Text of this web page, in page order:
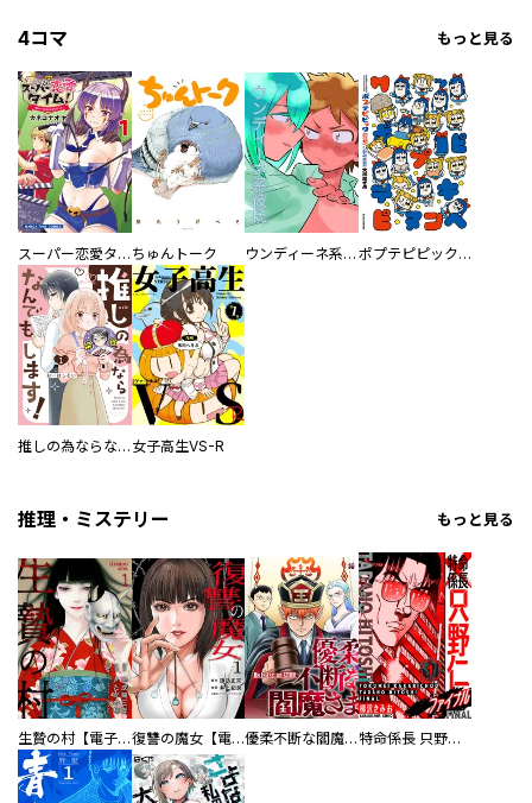
4コマ もっと見る
スーパー恋愛タイム！～現場でドＳな彼女は自宅でデレる～ ちゅんトーク ウンディーネ系彼氏 ポプテピピック SEASON EIGHT
推しの為ならなんでもします！ 女子高生VS-R
推理・ミステリー もっと見る
生贄の村【電子単行本版】 復讐の魔女【電子単行本版】 優柔不断な閻魔さま 特命係長 只野仁ファイナル 愛蔵版